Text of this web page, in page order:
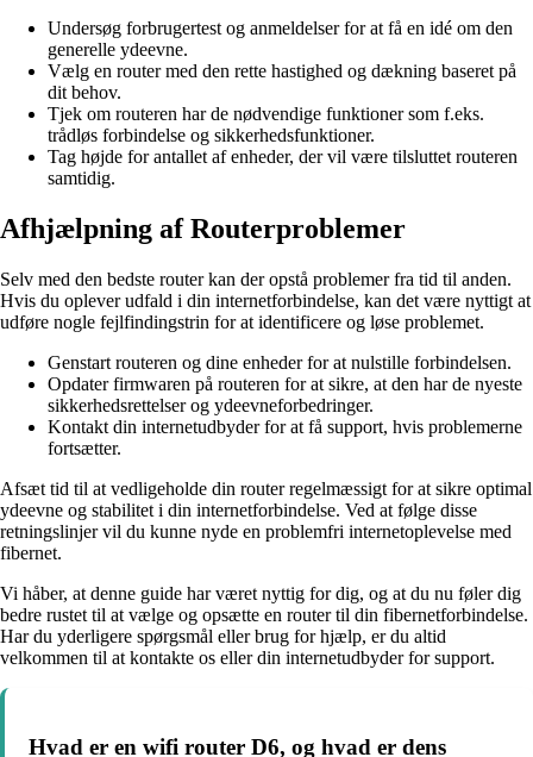
Undersøg forbrugertest og anmeldelser for at få en idé om den
generelle ydeevne.
Vælg en router med den rette hastighed og dækning baseret på
dit behov.
Tjek om routeren har de nødvendige funktioner som f.eks.
trådløs forbindelse og sikkerhedsfunktioner.
Tag højde for antallet af enheder, der vil være tilsluttet routeren
samtidig.
Afhjælpning af Routerproblemer
Selv med den bedste router kan der opstå problemer fra tid til anden.
Hvis du oplever udfald i din internetforbindelse, kan det være nyttigt at
udføre nogle fejlfindingstrin for at identificere og løse problemet.
Genstart routeren og dine enheder for at nulstille forbindelsen.
Opdater firmwaren på routeren for at sikre, at den har de nyeste
sikkerhedsrettelser og ydeevneforbedringer.
Kontakt din internetudbyder for at få support, hvis problemerne
fortsætter.
Afsæt tid til at vedligeholde din router regelmæssigt for at sikre optimal
ydeevne og stabilitet i din internetforbindelse. Ved at følge disse
retningslinjer vil du kunne nyde en problemfri internetoplevelse med
fibernet.
Vi håber, at denne guide har været nyttig for dig, og at du nu føler dig
bedre rustet til at vælge og opsætte en router til din fibernetforbindelse.
Har du yderligere spørgsmål eller brug for hjælp, er du altid
velkommen til at kontakte os eller din internetudbyder for support.
Hvad er en wifi router D6, og hvad er dens